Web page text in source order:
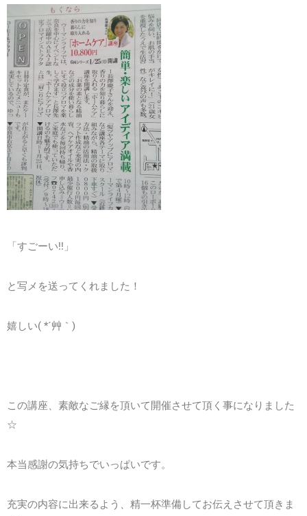
「すごーい!!」
と写メを送ってくれました！
嬉しい( *´艸｀)
この講座、素敵なご縁を頂いて開催させて頂く事になりました
☆
本当感謝の気持ちでいっぱいです。
充実の内容に出来るよう、精一杯準備してお伝えさせて頂きま